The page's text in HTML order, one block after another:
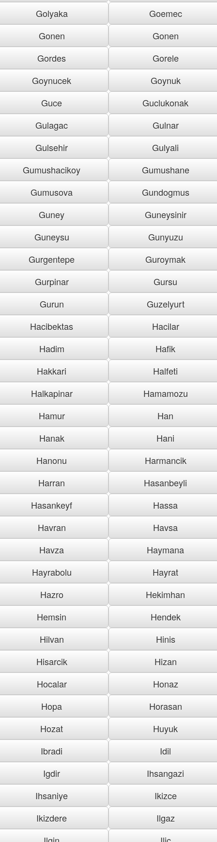
Golyaka
Goemec
Gonen
Gonen
Gordes
Gorele
Goynucek
Goynuk
Guce
Guclukonak
Gulagac
Gulnar
Gulsehir
Gulyali
Gumushacikoy
Gumushane
Gumusova
Gundogmus
Guney
Guneysinir
Guneysu
Gunyuzu
Gurgentepe
Guroymak
Gurpinar
Gursu
Gurun
Guzelyurt
Hacibektas
Hacilar
Hadim
Hafik
Hakkari
Halfeti
Halkapinar
Hamamozu
Hamur
Han
Hanak
Hani
Hanonu
Harmancik
Harran
Hasanbeyli
Hasankeyf
Hassa
Havran
Havsa
Havza
Haymana
Hayrabolu
Hayrat
Hazro
Hekimhan
Hemsin
Hendek
Hilvan
Hinis
Hisarcik
Hizan
Hocalar
Honaz
Hopa
Horasan
Hozat
Huyuk
Ibradi
Idil
Igdir
Ihsangazi
Ihsaniye
Ikizce
Ikizdere
Ilgaz